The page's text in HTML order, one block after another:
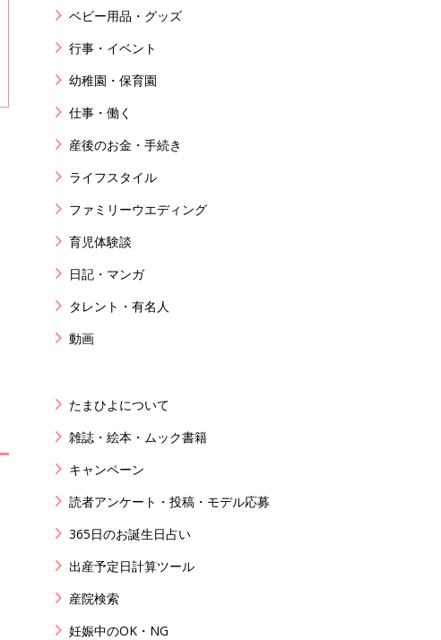
ベビー用品・グッズ
行事・イベント
幼稚園・保育園
仕事・働く
産後のお金・手続き
ライフスタイル
ファミリーウエディング
育児体験談
日記・マンガ
タレント・有名人
動画
たまひよについて
雑誌・絵本・ムック書籍
キャンペーン
読者アンケート・投稿・モデル応募
365日のお誕生日占い
出産予定日計算ツール
産院検索
妊娠中のOK・NG